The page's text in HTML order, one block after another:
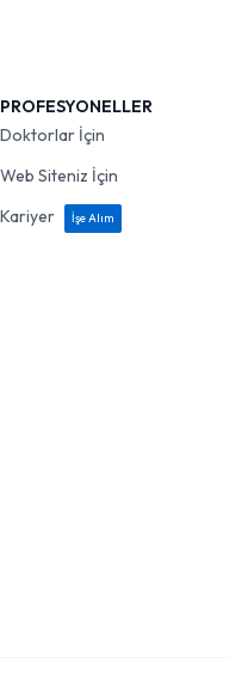
PROFESYONELLER
Doktorlar İçin
Web Siteniz İçin
Kariyer
İşe Alım